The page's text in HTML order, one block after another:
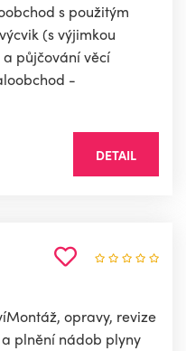
s použitým
(s výjimkou
půjčování věcí
-
DETAIL
opravy, revize
plnění nádob plyny